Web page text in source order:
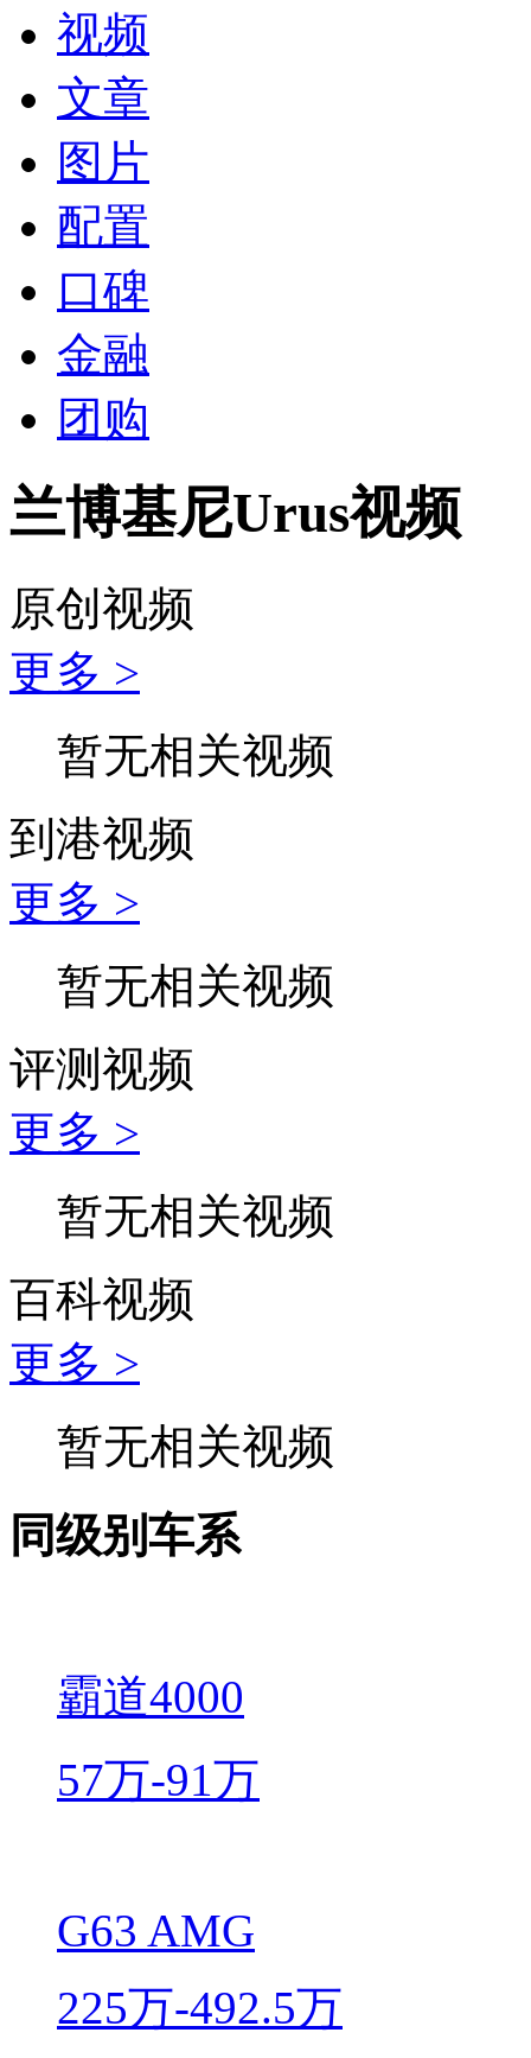
视频
文章
图片
配置
口碑
金融
团购
兰博基尼Urus视频
原创视频
更多 >
暂无相关视频
到港视频
更多 >
暂无相关视频
评测视频
更多 >
暂无相关视频
百科视频
更多 >
暂无相关视频
同级别车系
霸道4000
57万-91万
G63 AMG
225万-492.5万